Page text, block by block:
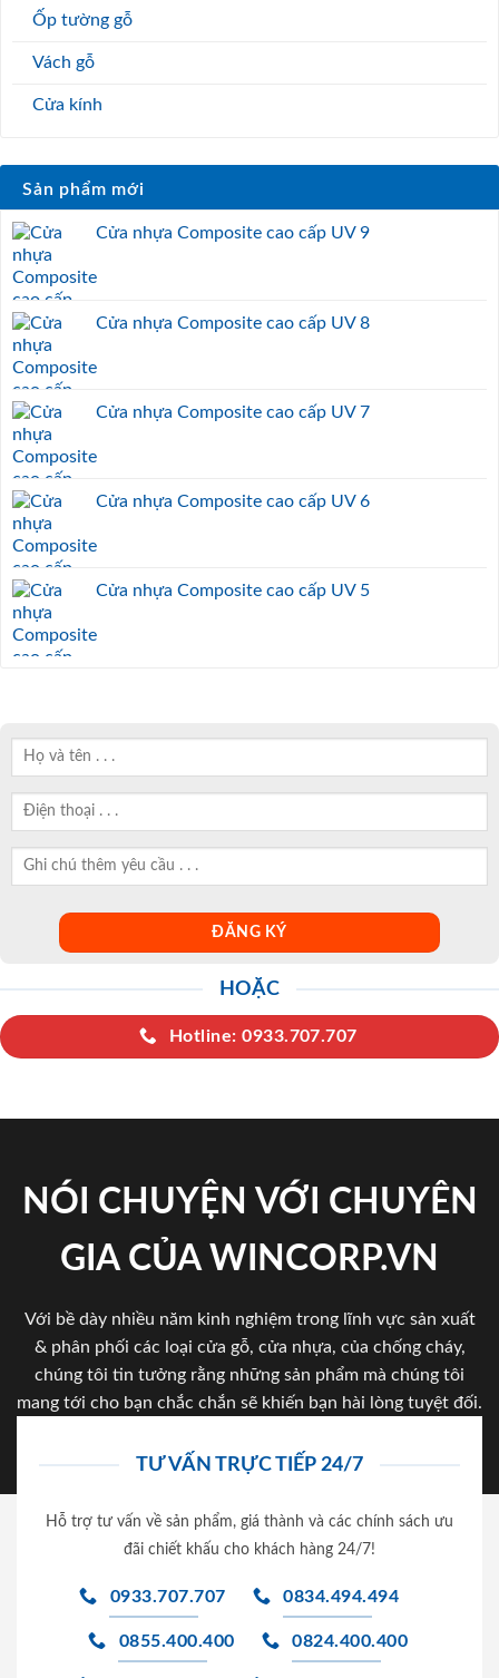
Ốp tường gỗ
Vách gỗ
Cửa kính
Sản phẩm mới
Cửa nhựa Composite cao cấp UV 9
Cửa nhựa Composite cao cấp UV 8
Cửa nhựa Composite cao cấp UV 7
Cửa nhựa Composite cao cấp UV 6
Cửa nhựa Composite cao cấp UV 5
HOẶC
Hotline: 0933.707.707
NÓI CHUYỆN VỚI CHUYÊN
GIA CỦA WINCORP.VN
Với bề dày nhiều năm kinh nghiệm trong lĩnh vực sản xuất
& phân phối các loại cửa gỗ, cửa nhựa, của chống cháy,
chúng tôi tin tưởng rằng những sản phẩm mà chúng tôi
mang tới cho bạn chắc chắn sẽ khiến bạn hài lòng tuyệt đối.
TƯ VẤN TRỰC TIẾP 24/7
Hỗ trợ tư vấn về sản phẩm, giá thành và các chính sách ưu
đãi chiết khấu cho khách hàng 24/7!
0933.707.707 0834.494.494
0855.400.400 0824.400.400